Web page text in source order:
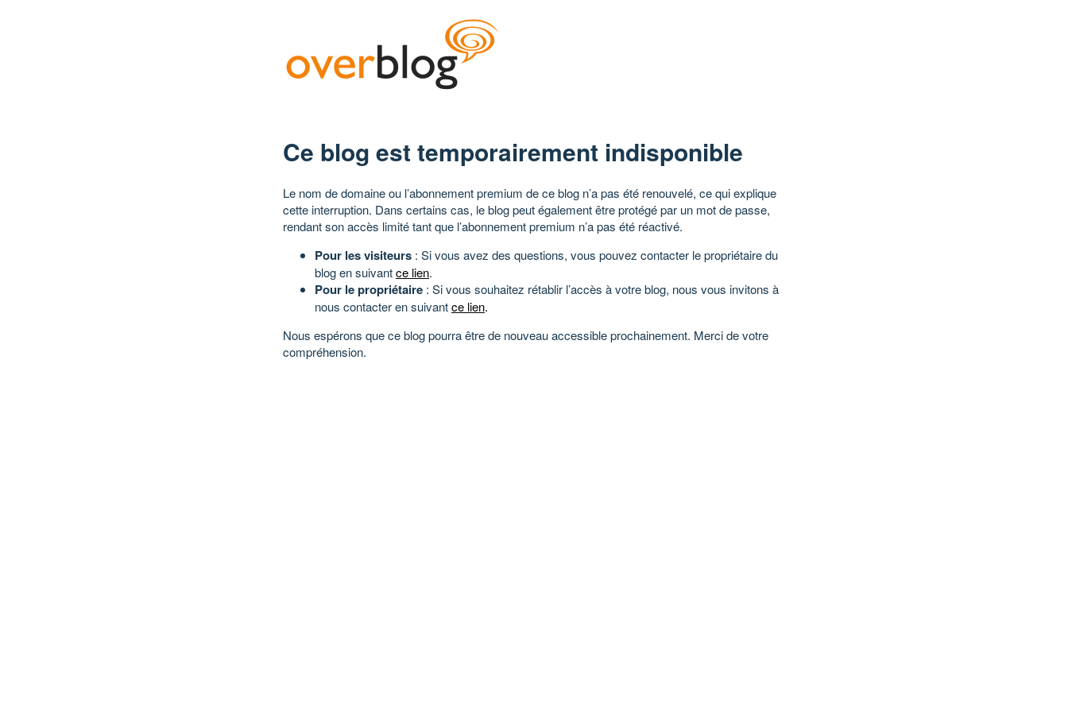
Ce blog est temporairement indisponible
Le nom de domaine ou l’abonnement premium de ce blog n’a pas été renouvelé, ce qui explique
cette interruption. Dans certains cas, le blog peut également être protégé par un mot de passe,
rendant son accès limité tant que l’abonnement premium n’a pas été réactivé.
Pour les visiteurs : Si vous avez des questions, vous pouvez contacter le propriétaire du
blog en suivantce lien.
Pour le propriétaire : Si vous souhaitez rétablir l’accès à votre blog, nous vous invitons à
nous contacter en suivantce lien.
Nous espérons que ce blog pourra être de nouveau accessible prochainement. Merci de votre
compréhension.